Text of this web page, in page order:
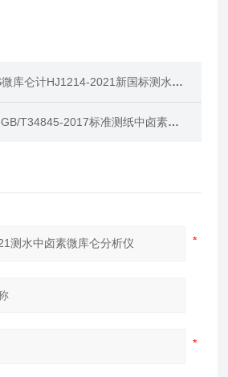
计HJ1214-2021新国标测水中卤素微库仑分析仪
T34845-2017标准测纸中卤素测定微库仑计